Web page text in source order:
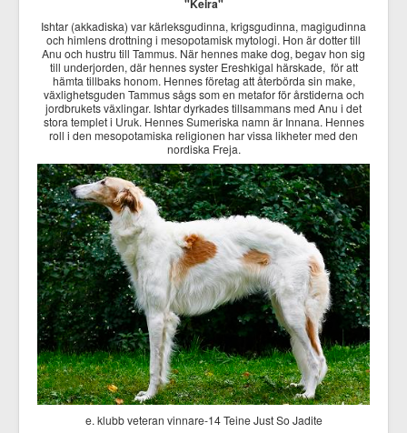
"Keira"
Ishtar (akkadiska) var kärleksgudinna, krigsgudinna, magigudinna
och himlens drottning i mesopotamisk mytologi. Hon är dotter till
Anu och hustru till Tammus. När hennes make dog, begav hon sig
till underjorden, där hennes syster Ereshkigal härskade, för att
hämta tillbaks honom. Hennes företag att återbörda sin make,
växlighetsguden Tammus sågs som en metafor för årstiderna och
jordbrukets växlingar. Ishtar dyrkades tillsammans med Anu i det
stora templet i Uruk. Hennes Sumeriska namn är Innana. Hennes
roll i den mesopotamiska religionen har vissa likheter med den
nordiska Freja.
e. klubb veteran vinnare-14 Teine Just So Jadite